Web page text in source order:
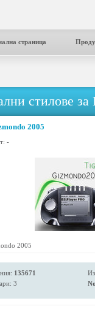
страница
стилове за
2005
-
2005
135671
3